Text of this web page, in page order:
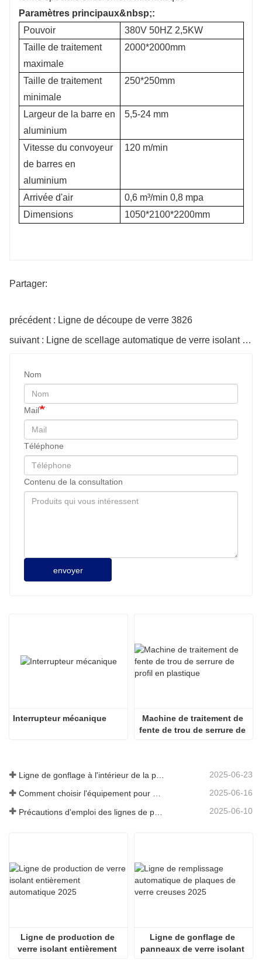
Paramètres principaux&nbsp;:
Pouvoir
380V 50HZ 2,5KW
Taille de traitement
maximale
2000*2000mm
Taille de traitement
minimale
250*250mm
Largeur de la barre en
aluminium
5,5-24 mm
Vitesse du convoyeur
de barres en
aluminium
120 m/min
Arrivée d'air
0,6 m³/min 0,8 mpa
Dimensions
1050*2100*2200mm
Partager:
précédent : Ligne de découpe de verre 3826
suivant : Ligne de scellage automatique de verre isolant série 20
Nom
Mail
Téléphone
Contenu de la consultation
envoyer
Interrupteur mécanique
Machine de traitement de
fente de trou de serrure de
2025-06-23
Comment choisir l'équipement pour une usine de vitrage isolant standard 2025-06-16
2025-06-10
Ligne de production de
verre isolant entièrement
Ligne de gonflage de
panneaux de verre isolant